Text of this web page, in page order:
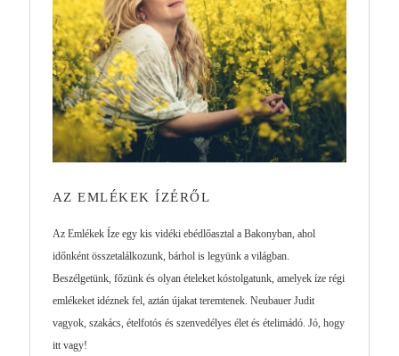
AZ EMLÉKEK ÍZÉRŐL
Az Emlékek Íze egy kis vidéki ebédlőasztal a Bakonyban, ahol
időnként összetalálkozunk, bárhol is legyünk a világban.
Beszélgetünk, főzünk és olyan ételeket kóstolgatunk, amelyek íze régi
emlékeket idéznek fel, aztán újakat teremtenek. Neubauer Judit
vagyok, szakács, ételfotós és szenvedélyes élet és ételimádó. Jó, hogy
itt vagy!